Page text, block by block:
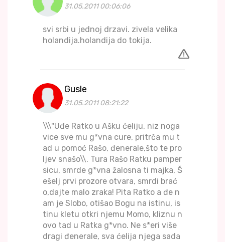
31.05.2011 00:06:06
svi srbi u jednoj drzavi. zivela velika
holandija.holandija do tokija.
Gusle
31.05.2011 08:21:22
\\\"Uđe Ratko u Ašku ćeliju, niz noga
vice sve mu g*vna cure, pritrča mu t
ad u pomoć Rašo, đenerale,što te pro
ljev snašo\\. Tura Rašo Ratku pamper
sicu, smrde g*vna žalosna ti majka, Š
ešelj prvi prozore otvara, smrdi brać
o,dajte malo zraka! Pita Ratko a đe n
am je Slobo, otišao Bogu na istinu, is
tinu kletu otkri njemu Momo, kliznu n
ovo tad u Ratka g*vno. Ne s*eri više
dragi đenerale, sva ćelija njega sada